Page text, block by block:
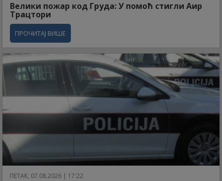
Велики пожар код Груда: У помоћ стигли Аир
Трацтори
ПРОЧИТАЈ ВИШЕ
ПЕТАК, 07.08.2026 | 17:22